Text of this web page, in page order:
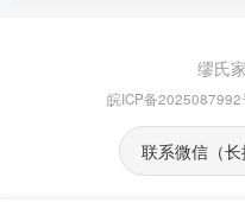
缪氏
皖ICP备2025087992
联系微信（长